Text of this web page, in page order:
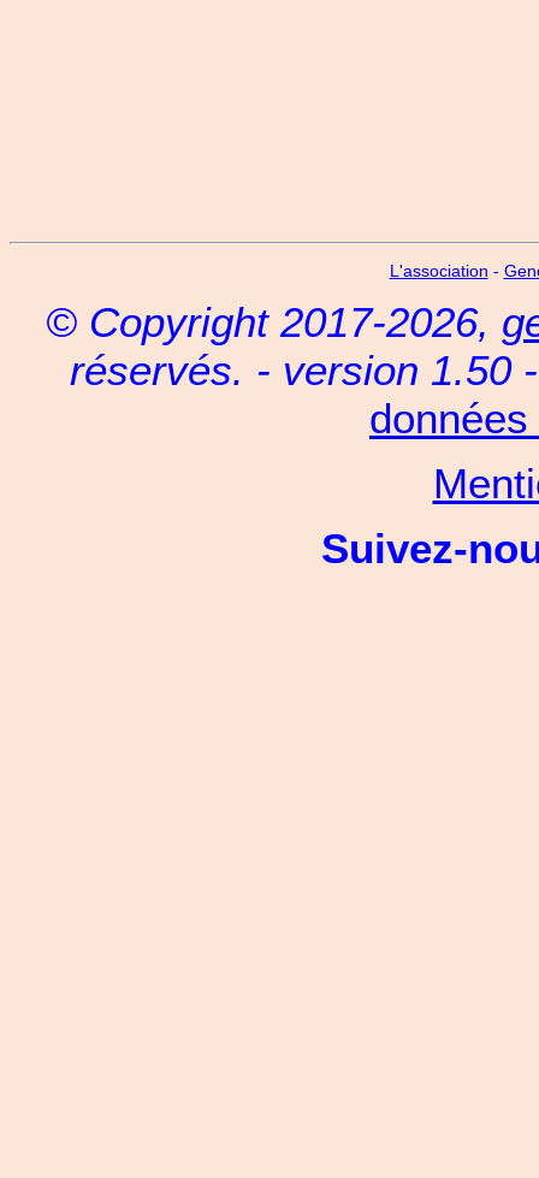
L'association -
© Copyright 2017-2026,
réservés. - version 1.50
Suivez-